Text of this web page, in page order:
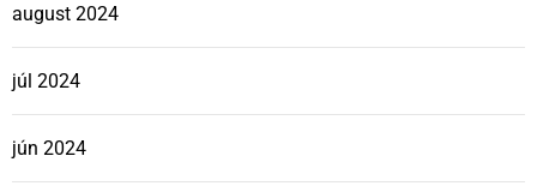
august 2024
júl 2024
jún 2024